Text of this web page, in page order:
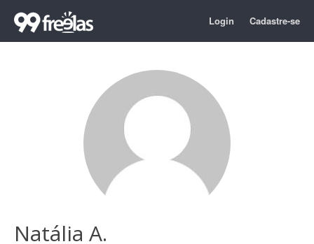
Login Cadastre-se
Natália A.